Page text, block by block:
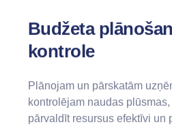
Budžeta
kontrole
Plānojam un pārskatām
kontrolējam naudas
pārvaldīt resursus efektīvi un